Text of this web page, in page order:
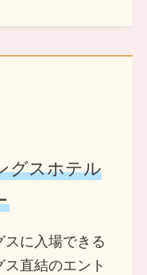
グスホテル
スに入場できる
直結のエント